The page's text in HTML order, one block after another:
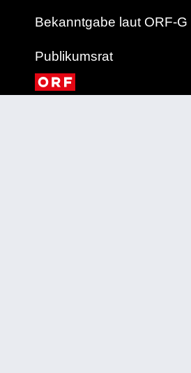
Bekanntgabe laut ORF-G
Publikumsrat